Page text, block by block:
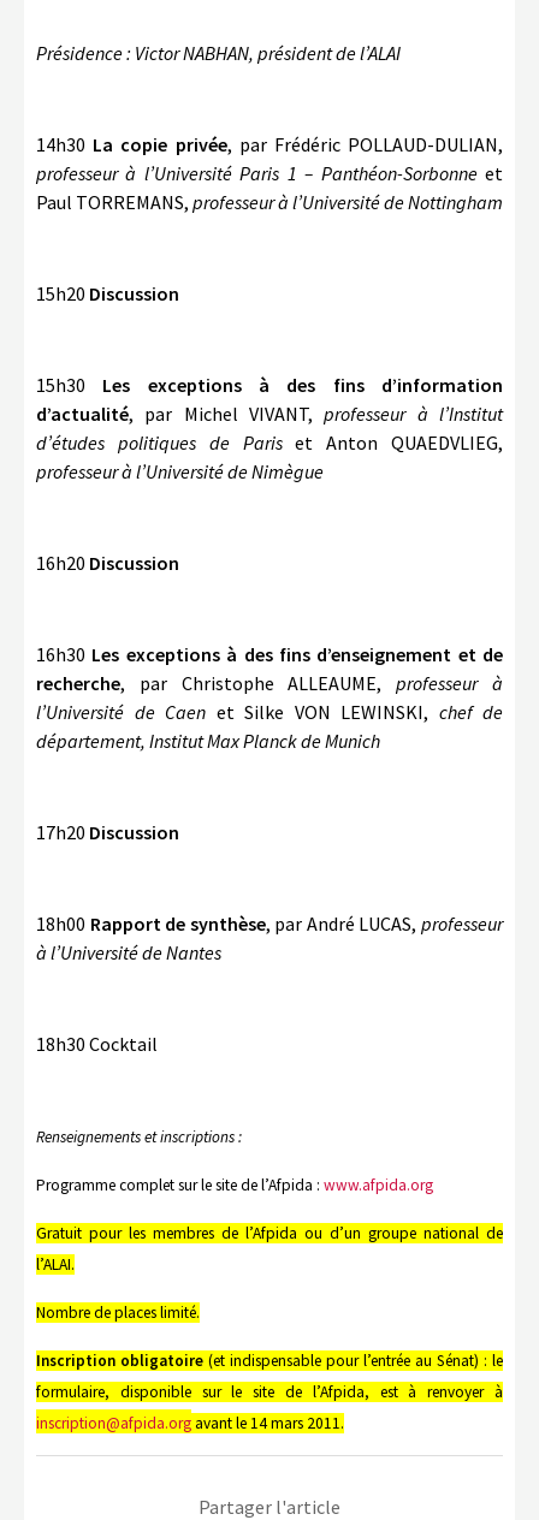
Présidence : Victor NABHAN, président de l’ALAI
14h30 La copie privée, par Frédéric POLLAUD-DULIAN,
professeur à l’Université Paris 1 – Panthéon-Sorbonneet
Paul TORREMANS, professeur à l’Université de Nottingham
15h20 Discussion
15h30 Les exceptions à des fins d’information
d’actualité, par Michel VIVANT,professeur à l’Institut
d’études politiques de Pariset Anton QUAEDVLIEG,
professeur à l’Université de Nimègue
16h20 Discussion
16h30 Les exceptions à des fins d’enseignement et de
recherche, par Christophe ALLEAUME,professeur à
l’Université de Caen et Silke VON LEWINSKI, chef de
département, Institut Max Planck de Munich
17h20 Discussion
18h00 Rapport de synthèse, par André LUCAS,professeur
à l’Université de Nantes
18h30 Cocktail
Renseignements et inscriptions :
Programme complet sur le site de l’Afpida : www.afpida.org
Gratuit pour les membres de l’Afpida ou d’un groupe national de
l’ALAI.
Nombre de places limité.
Inscription obligatoire (et indispensable pour l’entrée au Sénat) : le
formulaire, disponible sur le site de l’Afpida, est à renvoyer à
inscription@afpida.org avant le 14 mars 2011.
Partager l'article